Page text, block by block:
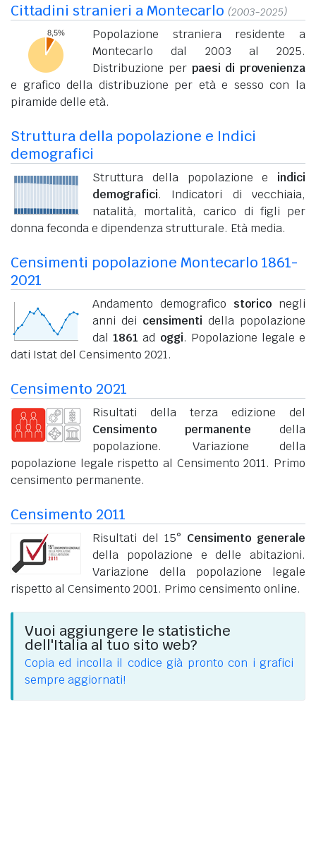
Cittadini stranieri a Montecarlo (2003-2025)
Popolazione straniera residente a
Montecarlo dal 2003 al 2025.
Distribuzione per paesi di provenienza
e grafico della distribuzione per età e sesso con la
piramide delle età.
Struttura della popolazione e Indici
demografici
Struttura della popolazione e indici
demografici. Indicatori di vecchiaia,
natalità, mortalità, carico di figli per
donna feconda e dipendenza strutturale. Età media.
Censimenti popolazione Montecarlo 1861-
2021
Andamento demografico storico negli
anni dei censimenti della popolazione
dal1861 ad oggi. Popolazione legale e
dati Istat del Censimento 2021.
Censimento 2021
Risultati della terza edizione del
Censimento permanente della
popolazione. Variazione della
popolazione legale rispetto al Censimento 2011. Primo
censimento permanente.
Censimento 2011
Risultati del 15° Censimento generale
della popolazione e delle abitazioni.
Variazione della popolazione legale
rispetto al Censimento 2001. Primo censimento online.
Vuoi aggiungere le statistiche
dell'Italia al tuo sito web?
Copia ed incolla il codice già pronto con i grafici
sempre aggiornati!